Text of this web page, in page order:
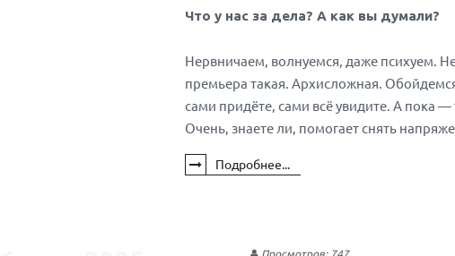
Что у нас за дела? А как вы думали?
Нервничаем, волнуемся, даже психуем.
премьера такая. Архисложная.
сами придёте, сами всё увидите. А пока —
Очень, знаете ли, помогает снять
Подробнее...